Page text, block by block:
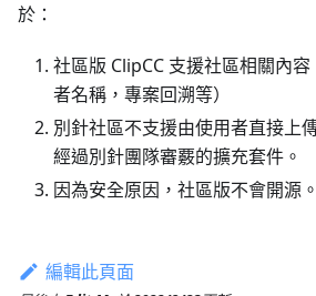
於：
社區版 ClipCC 支援社區相關內
者名稱，專案回溯等）
別針社區不支援由使用者直接上
經過別針團隊審覈的擴充套件。
因為安全原因，社區版不會開源。
編輯此頁面